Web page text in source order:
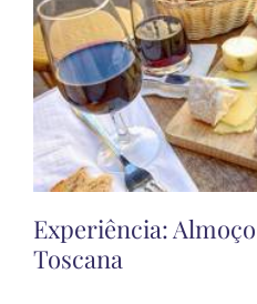
Experiência:
Toscana